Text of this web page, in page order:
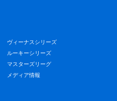
ヴィーナスシリーズ
ルーキーシリーズ
マスターズリーグ
メディア情報